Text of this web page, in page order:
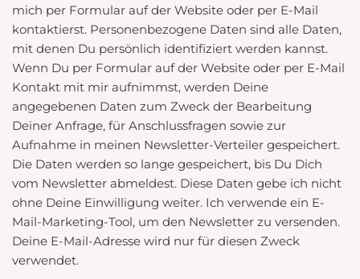
mich per Formular auf der Website oder per E-Mail
kontaktierst. Personenbezogene Daten sind alle Daten,
mit denen Du persönlich identifiziert werden kannst.
Wenn Du per Formular auf der Website oder per E-Mail
Kontakt mit mir aufnimmst, werden Deine
angegebenen Daten zum Zweck der Bearbeitung
Deiner Anfrage, für Anschlussfragen sowie zur
Aufnahme in meinen Newsletter-Verteiler gespeichert.
Die Daten werden so lange gespeichert, bis Du Dich
vom Newsletter abmeldest. Diese Daten gebe ich nicht
ohne Deine Einwilligung weiter. Ich verwende ein E-
Mail-Marketing-Tool, um den Newsletter zu versenden.
Deine E-Mail-Adresse wird nur für diesen Zweck
verwendet.